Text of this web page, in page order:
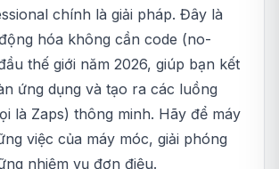
chính là giải pháp. Đây là
hóa không cần code (no-
thế giới năm 2026, giúp bạn kết
ứng dụng và tạo ra các luồng
là Zaps) thông minh. Hãy để máy
việc của máy móc, giải phóng
nhiệm vụ đơn điệu.